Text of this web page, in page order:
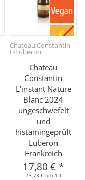
Chateau Constantin,
F-Luberon
Chateau
Constantin
L'instant Nature
Blanc 2024
ungeschwefelt
und
histamingeprüft
Luberon
Frankreich
17,80 € *
23,73 € pro 1 l